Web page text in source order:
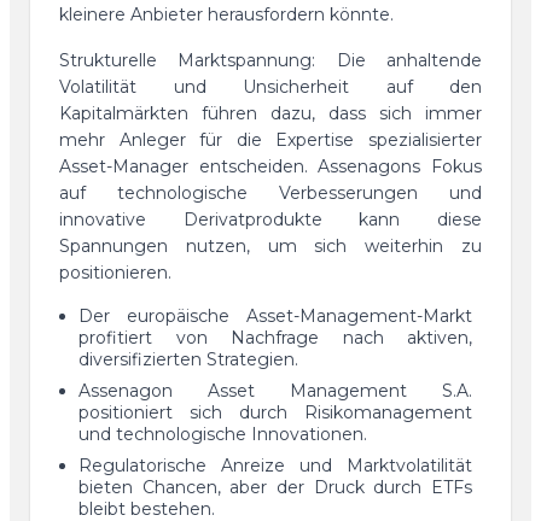
kleinere Anbieter herausfordern könnte.
Strukturelle Marktspannung: Die anhaltende
Volatilität und Unsicherheit auf den
Kapitalmärkten führen dazu, dass sich immer
mehr Anleger für die Expertise spezialisierter
Asset-Manager entscheiden. Assenagons Fokus
auf technologische Verbesserungen und
innovative Derivatprodukte kann diese
Spannungen nutzen, um sich weiterhin zu
positionieren.
Der europäische Asset-Management-Markt
profitiert von Nachfrage nach aktiven,
diversifizierten Strategien.
Assenagon Asset Management S.A.
positioniert sich durch Risikomanagement
und technologische Innovationen.
Regulatorische Anreize und Marktvolatilität
bieten Chancen, aber der Druck durch ETFs
bleibt bestehen.